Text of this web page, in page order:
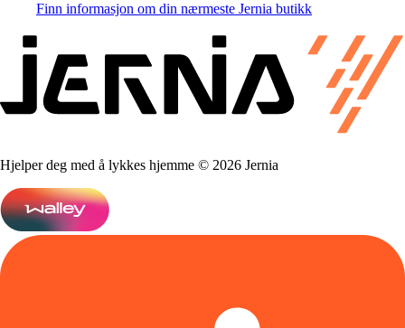
Finn informasjon om din nærmeste Jernia butikk
Hjelper deg med å lykkes hjemme © 2026 Jernia